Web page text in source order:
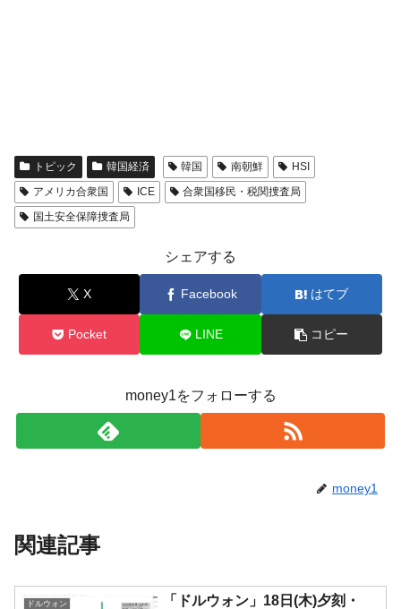
トピック 韓国経済 韓国 南朝鮮
HSI
アメリカ合衆国
ICE
合衆国移民・税関捜査局
国土安全保障捜査局
シェアする
X Facebook はてブ
Pocket LINE コピー
money1をフォローする
money1
関連記事
ドルウォン
「ドルウォン」18日(木)夕刻・